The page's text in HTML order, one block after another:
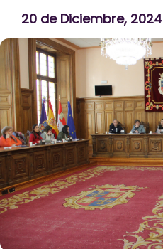
20 de Diciembre, 2024